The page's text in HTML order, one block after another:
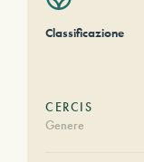
Classificazione
CERCIS
Genere